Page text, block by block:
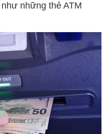
những thẻ ATM